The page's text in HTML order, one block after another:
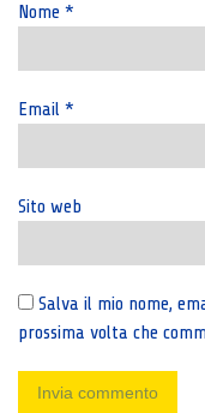
Nome *
Email *
Sito web
Salva il mio nome,
prossima volta che